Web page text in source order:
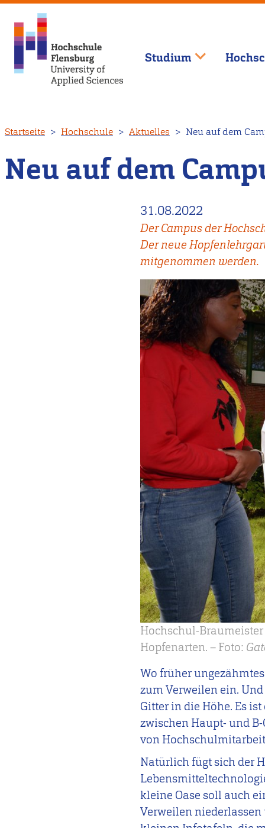
zum
Inhalt
Studium
Startseite Hochschule Aktuelles Neu auf dem
Neu auf dem
31.08.2022
Der Campus der
Der neue
mitgenommen werden.
Hochschul-
Hopfenarten. – Foto:
Wo früher
zum Verweilen ein.
Gitter in die Höhe. Es
zwischen Haupt- und
von
Natürlich fügt sich der
kleine Oase soll auch
Verweilen